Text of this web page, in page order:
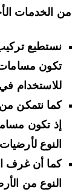
الخدمات
نستطيع تركيب
تكون مسامات
للاستخدام في
كما نتمكن من
إذ تكون
النوع لأرضيات
كما أن غرف
النوع من